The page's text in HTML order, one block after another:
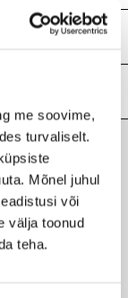
me soovime,
turvaliselt.
Mõnel juhul
või
välja toonud
teha.
4
PANTHENOL,
6
TYL
95,
CHLORIDE,
GLUCAN